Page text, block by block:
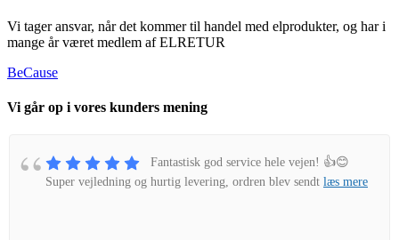
Vi tager ansvar, når det kommer til handel med elprodukter, og har i
mange år været medlem af ELRETUR
BeCause
Vi går op i vores kunders mening
Fantastisk god service hele vejen! 👍😊
Super vejledning og hurtig levering, ordren blev sendt læs mere